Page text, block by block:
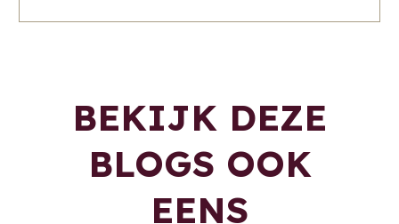
BEKIJK DEZE
BLOGS OOK
EENS